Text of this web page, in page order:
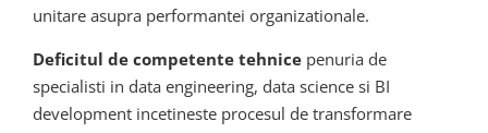
unitare asupra performantei organizationale.
Deficitul de competente tehnice penuria de
specialisti in data engineering, data science si BI
development incetineste procesul de transformare